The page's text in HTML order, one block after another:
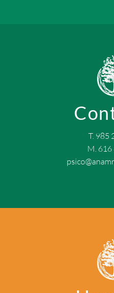
T. 985
M.